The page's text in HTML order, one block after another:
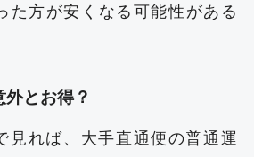
た方が安くなる可能性がある
外とお得？
見れば、大手直通便の普通運